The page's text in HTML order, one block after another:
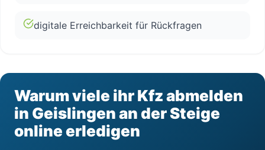
digitale Erreichbarkeit für Rückfragen
Warum viele ihr Kfz abmelden
in Geislingen an der Steige
online erledigen